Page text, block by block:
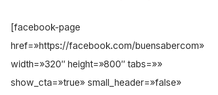
[facebook-page
href=»https://facebook.com/buensabercom»
width=»320″ height=»800″ tabs=»»
show_cta=»true» small_header=»false»